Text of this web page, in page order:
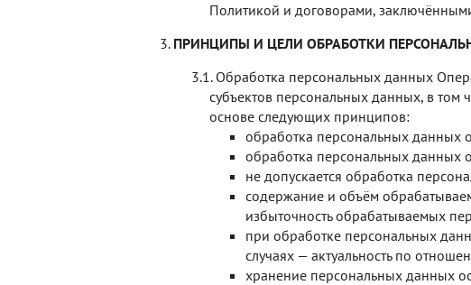
Политикой и договорами,
ПРИНЦИПЫ И ЦЕЛИ ОБРАБОТКИ
Обработка персональных данных
субъектов персональных данных, в том
основе следующих принципов:
обработка персональных данных
обработка персональных данных
не допускается обработка
содержание и объём
избыточность обрабатываемых
при обработке персональных
случаях — актуальность по
хранение персональных данных